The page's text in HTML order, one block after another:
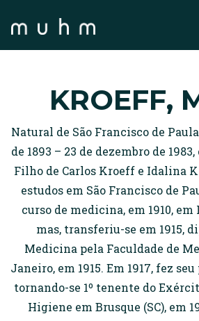
KROEFF,
Natural de São Francisco de Paula
de 1893 – 23 de dezembro de
Filho de Carlos Kroeff e Idalina
estudos em São Francisco de
curso de medicina, em 1910, em
mas, transferiu-se em 1915,
Medicina pela Faculdade de
Janeiro, em 1915. Em 1917, fez
tornando-se 1º tenente do
Higiene em Brusque (SC), em